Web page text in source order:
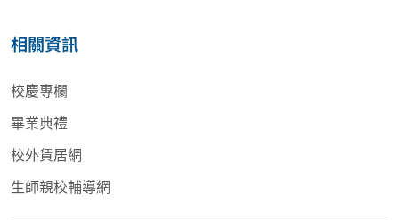
相關資訊
校慶專欄
畢業典禮
校外賃居網
生師親校輔導網